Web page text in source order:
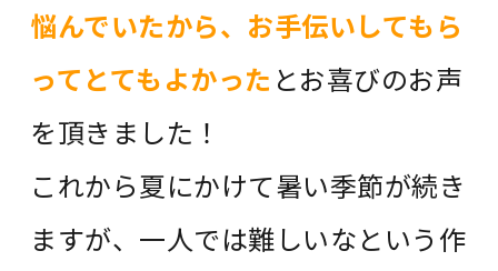
悩んでいたから、お手伝いしてもら
ってとてもよかった とお喜びのお声
を頂きました！
これから夏にかけて暑い季節が続き
ますが、一人では難しいなという作